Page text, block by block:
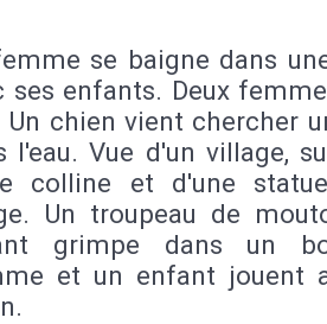
se baigne dans
ses enfants. Deux
Un chien vient chercher
l'eau. Vue d'un village,
colline et d'une
Un troupeau de
grimpe dans un
et un enfant jouent